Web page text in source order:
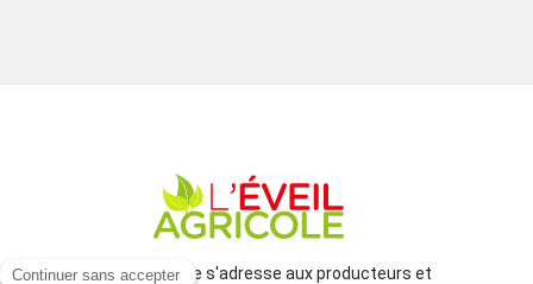
Le journal L'Éveil agricole s'adresse aux producteurs et